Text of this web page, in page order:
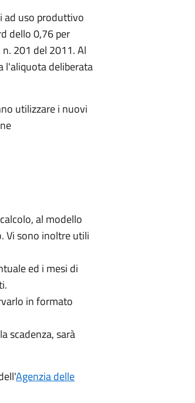
ad uso produttivo
dello 0,76 per
201 del 2011. Al
l'aliquota deliberata
utilizzare i nuovi
al modello
Vi sono inoltre utili
ed i mesi di
in formato
scadenza, sarà
Agenzia delle